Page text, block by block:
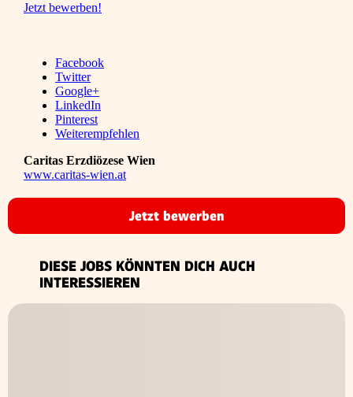
Jetzt bewerben!
Facebook
Twitter
Google+
LinkedIn
Pinterest
Weiterempfehlen
Caritas Erzdiözese Wien
www.caritas-wien.at
Jetzt bewerben
DIESE JOBS KÖNNTEN DICH AUCH
INTERESSIEREN